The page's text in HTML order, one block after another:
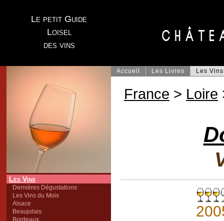
Le petit Guide
Loisel
des vins
Les Vins
Dernières Dégustations
Les Vins du Mois
Alsace
Beaujolais
Bordeaux
Accueil Les Livres Les Vins
France > Loire